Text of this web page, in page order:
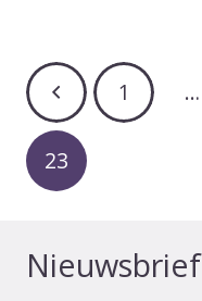
1 …
23
Nieuwsbrief